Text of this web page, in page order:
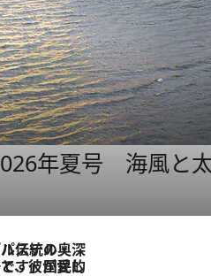
年夏号 海風と